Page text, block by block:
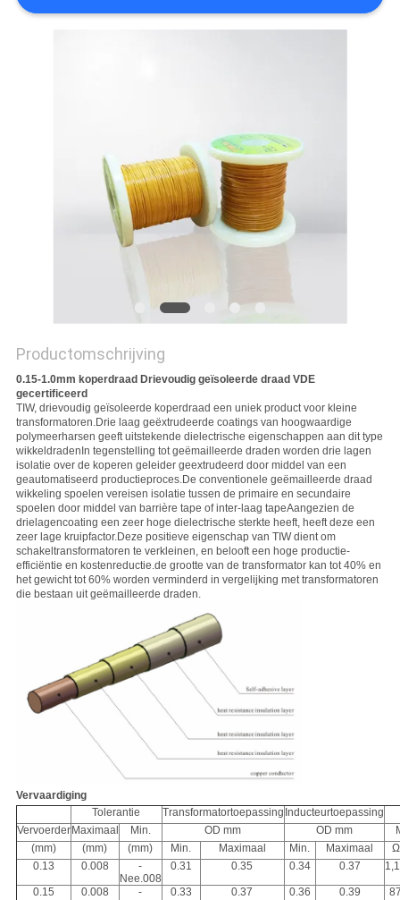
Productomschrijving
0.15-1.0mm koperdraad Drievoudig geïsoleerde draad VDE
gecertificeerd
TIW, drievoudig geïsoleerde koperdraad een uniek product voor kleine
transformatoren.Drie laag geëxtrudeerde coatings van hoogwaardige
polymeerharsen geeft uitstekende dielectrische eigenschappen aan dit type
wikkeldradenIn tegenstelling tot geëmailleerde draden worden drie lagen
isolatie over de koperen geleider geextrudeerd door middel van een
geautomatiseerd productieproces.De conventionele geëmailleerde draad
wikkeling spoelen vereisen isolatie tussen de primaire en secundaire
spoelen door middel van barrière tape of inter-laag tapeAangezien de
drielagencoating een zeer hoge dielectrische sterkte heeft, heeft deze een
zeer lage kruipfactor.Deze positieve eigenschap van TIW dient om
schakeltransformatoren te verkleinen, en belooft een hoge productie-
efficiëntie en kostenreductie.de grootte van de transformator kan tot 40% en
het gewicht tot 60% worden verminderd in vergelijking met transformatoren
die bestaan uit geëmailleerde draden.
Vervaardiging
Tolerantie
Transformatortoepassing Inducteurtoepassing
VervoerderMaximaal Min. OD mm OD mm
(mm)
(mm) (mm) Min. Maximaal Min. Maximaal
0.13
0.008
-
Nee.008
0.31 0.35 0.34 0.37
0.15 0.008
-
0.33 0.37 0.36 0.39